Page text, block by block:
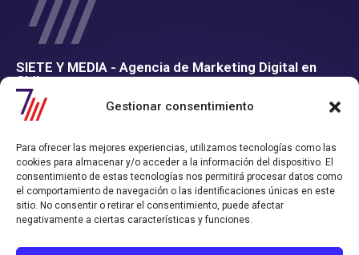
Gestionar consentimiento
Para ofrecer las mejores experiencias, utilizamos tecnologías como las
cookies para almacenar y/o acceder a la información del dispositivo. El
consentimiento de estas tecnologías nos permitirá procesar datos como
el comportamiento de navegación o las identificaciones únicas en este
sitio. No consentir o retirar el consentimiento, puede afectar
negativamente a ciertas características y funciones.
SIETE Y MEDIA - Agencia de Marketing Digital en
Chile
Contamos con un completo servicio de Marketing Digital en Chile con
Nos convertimos en tu departamento de Marketing Online, y
trabajamos alineados con los objetivos de ventas que hayas definido.
Política de Privacidad Política de Cookies
CONTACTO AGENCIA